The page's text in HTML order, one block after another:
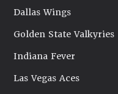
Dallas Wings
Golden State Valkyries
Indiana Fever
Las Vegas Aces